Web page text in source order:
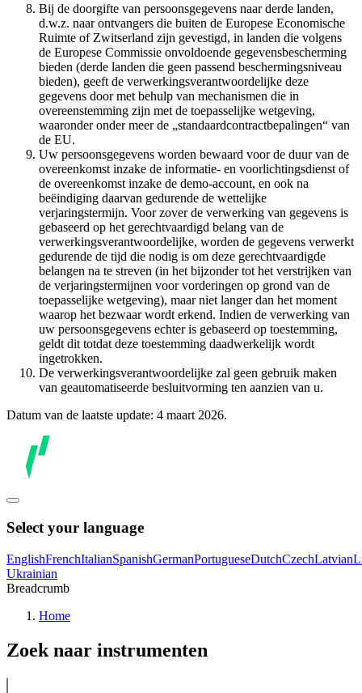
Bij de doorgifte van persoonsgegevens naar derde landen,
d.w.z. naar ontvangers die buiten de Europese Economische
Ruimte of Zwitserland zijn gevestigd, in landen die volgens
de Europese Commissie onvoldoende gegevensbescherming
bieden (derde landen die geen passend beschermingsniveau
bieden), geeft de verwerkingsverantwoordelijke deze
gegevens door met behulp van mechanismen die in
overeenstemming zijn met de toepasselijke wetgeving,
waaronder onder meer de „standaardcontractbepalingen“ van
de EU.
Uw persoonsgegevens worden bewaard voor de duur van de
overeenkomst inzake de informatie- en voorlichtingsdienst of
de overeenkomst inzake de demo-account, en ook na
beëindiging daarvan gedurende de wettelijke
verjaringstermijn. Voor zover de verwerking van gegevens is
gebaseerd op het gerechtvaardigd belang van de
verwerkingsverantwoordelijke, worden de gegevens verwerkt
gedurende de tijd die nodig is om deze gerechtvaardigde
belangen na te streven (in het bijzonder tot het verstrijken van
de verjaringstermijnen voor vorderingen op grond van de
toepasselijke wetgeving), maar niet langer dan het moment
waarop het bezwaar wordt erkend. Indien de verwerking van
uw persoonsgegevens echter is gebaseerd op toestemming,
geldt dit totdat deze toestemming daadwerkelijk wordt
ingetrokken.
De verwerkingsverantwoordelijke zal geen gebruik maken
van geautomatiseerde besluitvorming ten aanzien van u.
Datum van de laatste update: 4 maart 2026.
Select your language
EnglishFrenchItalianSpanishGermanPortugueseDutchCzechLatvian
Ukrainian
Breadcrumb
Home
Zoek naar instrumenten